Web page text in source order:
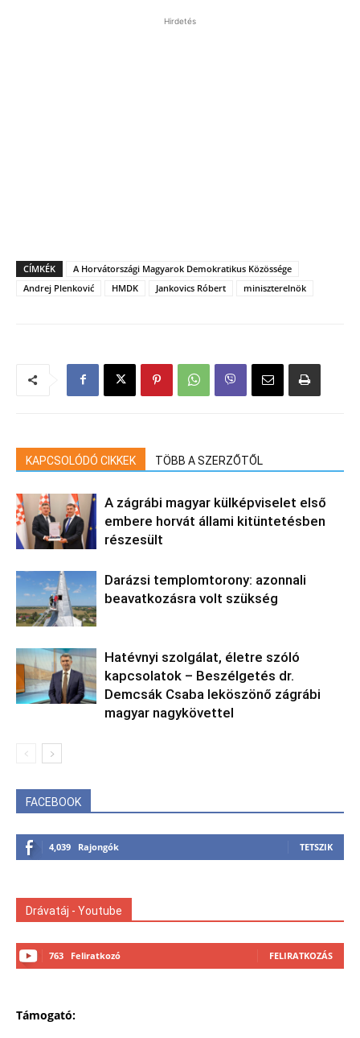
Hirdetés
CÍMKÉK
A Horvátországi Magyarok Demokratikus Közössége
Andrej Plenković
HMDK Jankovics Róbert miniszterelnök
KAPCSOLÓDÓ CIKKEK TÖBB A SZERZŐTŐL
A zágrábi magyar külképviselet első
embere horvát állami kitüntetésben
részesült
Darázsi templomtorony: azonnali
beavatkozásra volt szükség
Hatévnyi szolgálat, életre szóló
kapcsolatok – Beszélgetés dr.
Demcsák Csaba leköszönő zágrábi
magyar nagykövettel
FACEBOOK
4,039 Rajongók TETSZIK
Drávatáj - Youtube
763 Feliratkozó FELIRATKOZÁS
Támogató: